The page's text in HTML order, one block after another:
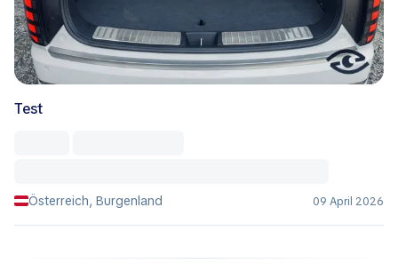
Test
Österreich, Burgenland 09 April 2026